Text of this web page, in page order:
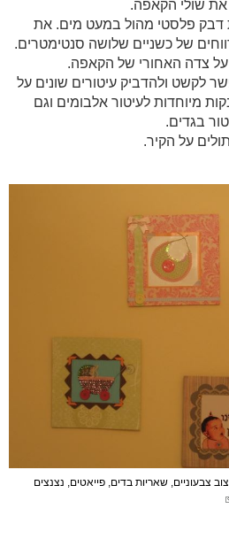
דבק פלסטי מהול במעט מים. את
של כשניים שלושה סנטימטרים.
על צדה האחורי של הקאפה.
לקשט ולהדביק עיטורים שונים על
מיוחדות לעיטור אלבומים וגם
בגדים.
על הקיר.
צבעוניים, שאריות בדים, פייאטים, נצנצים